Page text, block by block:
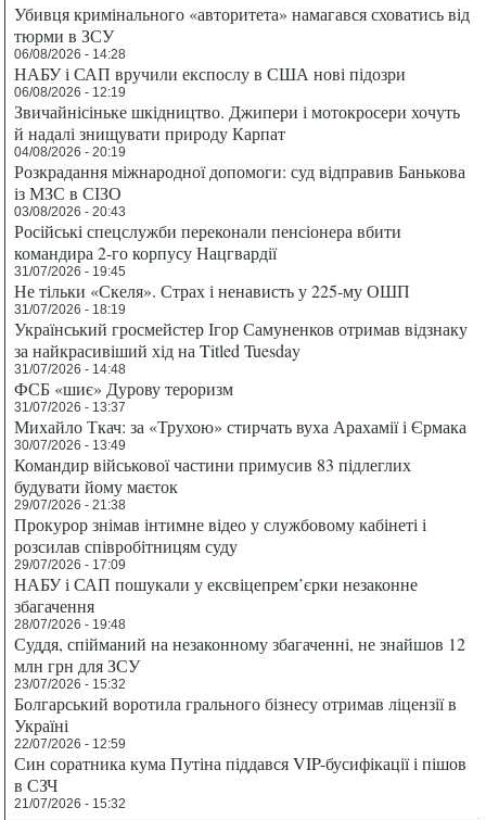
Убивця кримінального «авторитета» намагався сховатись від
тюрми в ЗСУ
06/08/2026 - 14:28
НАБУ і САП вручили експослу в США нові підозри
06/08/2026 - 12:19
Звичайнісіньке шкідництво. Джипери і мотокросери хочуть
й надалі знищувати природу Карпат
04/08/2026 - 20:19
Розкрадання міжнародної допомоги: суд відправив Банькова
із МЗС в СІЗО
03/08/2026 - 20:43
Російські спецслужби переконали пенсіонера вбити
командира 2-го корпусу Нацгвардії
31/07/2026 - 19:45
Не тільки «Скеля». Страх і ненависть у 225-му ОШП
31/07/2026 - 18:19
Український гросмейстер Ігор Самуненков отримав відзнаку
за найкрасивіший хід на Titled Tuesday
31/07/2026 - 14:48
ФСБ «шиє» Дурову тероризм
31/07/2026 - 13:37
Михайло Ткач: за «Трухою» стирчать вуха Арахамії і Єрмака
30/07/2026 - 13:49
Командир військової частини примусив 83 підлеглих
будувати йому маєток
29/07/2026 - 21:38
Прокурор знімав інтимне відео у службовому кабінеті і
розсилав співробітницям суду
29/07/2026 - 17:09
НАБУ і САП пошукали у ексвіцепрем’єрки незаконне
збагачення
28/07/2026 - 19:48
Суддя, спійманий на незаконному збагаченні, не знайшов 12
млн грн для ЗСУ
23/07/2026 - 15:32
Болгарський воротила грального бізнесу отримав ліцензії в
Україні
22/07/2026 - 12:59
Син соратника кума Путіна піддався VIP-бусифікації і пішов
в СЗЧ
21/07/2026 - 15:32